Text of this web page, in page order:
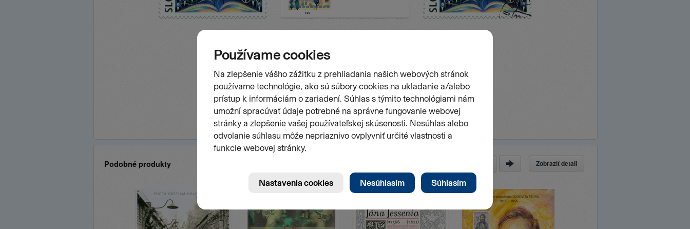
Podobné produkty Zobraziť detail